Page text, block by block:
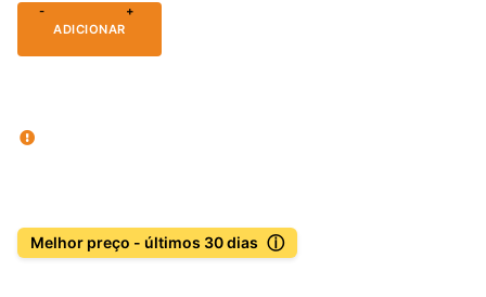
-
+
ADICIONAR
Melhor preço - últimos 30 dias ⓘ